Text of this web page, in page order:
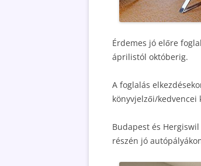
Érdemes jó előre
áprilistól októberig.
A foglalás
könyvjelzői/kedvencei
Budapest és
részén jó